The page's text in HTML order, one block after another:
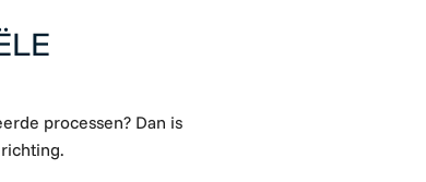
processen? Dan is